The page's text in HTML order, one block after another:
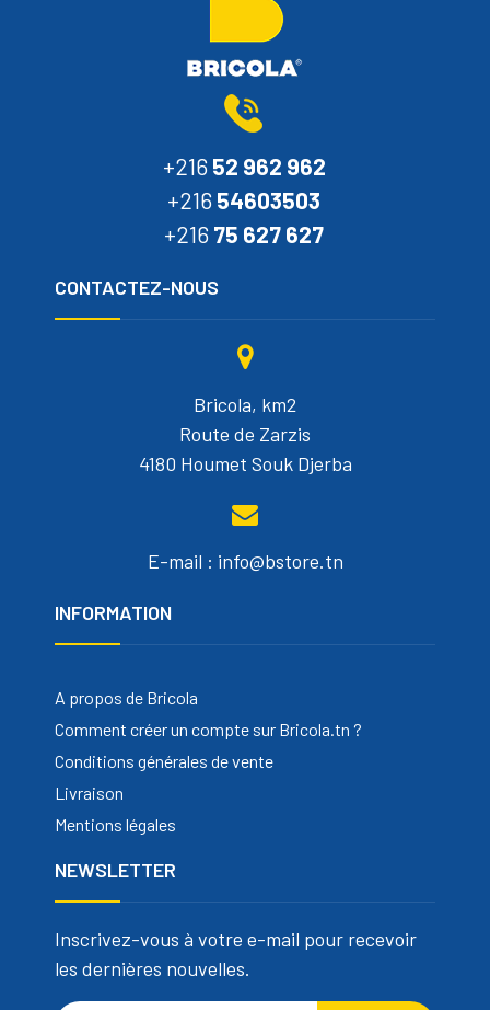
+216 52 962 962
+216 54603503
+216 75 627 627
CONTACTEZ-NOUS
Bricola, km2
Route de Zarzis
4180 Houmet Souk Djerba
E-mail : info@bstore.tn
INFORMATION
A propos de Bricola
Comment créer un compte sur Bricola.tn ?
Conditions générales de vente
Livraison
Mentions légales
NEWSLETTER
Inscrivez-vous à votre e-mail pour recevoir
les dernières nouvelles.